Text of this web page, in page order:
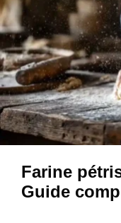
Farine
Guide